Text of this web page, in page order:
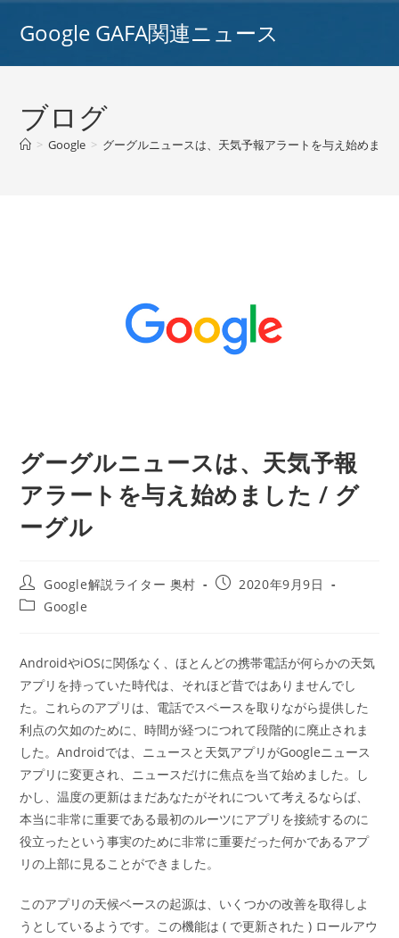
Google GAFA関連ニュース
ブログ
> Google > グーグルニュースは、天気予報アラートを与え始めまし
グーグルニュースは、天気予報
アラートを与え始めました / グ
ーグル
投
稿
者:
Google解説ライター 奥村
投
2020年9月9日
投
テ
ゴ
リ
ー:
Google
AndroidやiOSに関係なく、ほとんどの携帯電話が何らかの天気
アプリを持っていた時代は、それほど昔ではありませんでし
た。これらのアプリは、電話でスペースを取りながら提供した
利点の欠如のために、時間が経つにつれて段階的に廃止されま
した。Androidでは、ニュースと天気アプリがGoogleニュース
アプリに変更され、ニュースだけに焦点を当て始めました。し
かし、温度の更新はまだあなたがそれについて考えるならば、
本当に非常に重要である最初のルーツにアプリを接続するのに
役立ったという事実のために非常に重要だった何かであるアプ
リの上部に見ることができました。
このアプリの天候ベースの起源は、いくつかの改善を取得しよ
うとしているようです。この機能は ( で更新された ) ロールアウ